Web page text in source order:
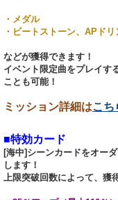
・メダル
・ビートストーン、APドリ
などが獲得できます！
イベント限定曲をプレイす
ことも可能！
ミッション詳細はこち
■特効カード
[海中]シーンカードをオー
します！
上限突破回数によって、獲